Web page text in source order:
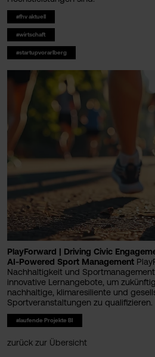
#fhv aktuell
#wirtschaft
#startupvorarlberg
PlayForward | Driving Civic
AI-Powered Sport Management
Nachhaltigkeit und
innovative Lernangebote, um
nachhaltige, klimaresiliente und
Sportveranstaltungen zu qualifizieren.
#laufende Projekte BI
zurück zur Übersicht